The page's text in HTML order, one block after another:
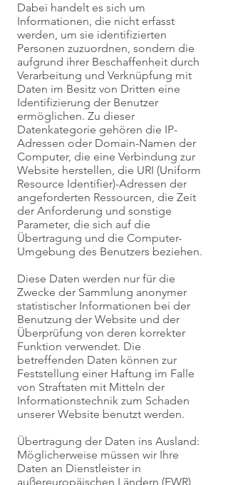
Dabei handelt es sich um
Informationen, die nicht erfasst
werden, um sie identifizierten
Personen zuzuordnen, sondern die
aufgrund ihrer Beschaffenheit durch
Verarbeitung und Verknüpfung mit
Daten im Besitz von Dritten eine
Identifizierung der Benutzer
ermöglichen. Zu dieser
Datenkategorie gehören die IP-
Adressen oder Domain-Namen der
Computer, die eine Verbindung zur
Website herstellen, die URI (Uniform
Resource Identifier)-Adressen der
angeforderten Ressourcen, die Zeit
der Anforderung und sonstige
Parameter, die sich auf die
Übertragung und die Computer-
Umgebung des Benutzers beziehen.
Diese Daten werden nur für die
Zwecke der Sammlung anonymer
statistischer Informationen bei der
Benutzung der Website und der
Überprüfung von deren korrekter
Funktion verwendet. Die
betreffenden Daten können zur
Feststellung einer Haftung im Falle
von Straftaten mit Mitteln der
Informationstechnik zum Schaden
unserer Website benutzt werden.
Übertragung der Daten ins Ausland:
Möglicherweise müssen wir Ihre
Daten an Dienstleister in
außereuropäischen Ländern (EWR)